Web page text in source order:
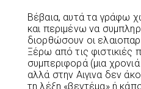
Βέβαια, αυτά τα γράφω
και περιμένω να
διορθώσουν οι
Ξέρω από τις φιστικιές
συμπεριφορά (μια χρονιά
αλλά στην Αιγινα δεν
τη λέξη «βεντέμα» ή